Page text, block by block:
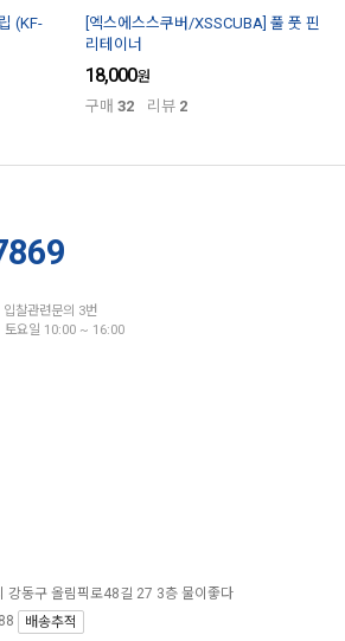
(KF-
[엑스에스스쿠버/XSSCUBA] 풀 풋 핀
리테이너
18,000원
구매 32 리뷰 2
찰관련문의 3번
요일 10:00 ~ 16:00
강동구 올림픽로48길 27 3층 물이좋다
배송추적